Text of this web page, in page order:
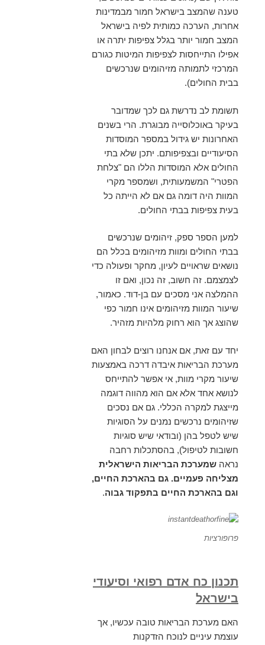
טענה שהמצב בישראל חמור מבמדינות
אחרות, הערכה כמותית לפיה בישראל
המצב חמור יותר בגלל צפיפות יתרה או
אפילו התייחסות לצפיפות המיטות כגורם
המרכזי לתמותה מזיהומים שנרכשים
בבית החולים).
תשומת לב נדרשת גם לכך שמדובר
בעיקר באוכלוסייה מבוגרת. הרי בשנים
האחרונות יש גידול במספר המוסדות
הסיעודיים ובצפיפותם. יתכן שלא בתי
החולים אלא המוסדות הללו הם "צלחת
הפטרי" המשמעותית, ושמספר מקרי
המוות היה דומה גם אם לא הייתה כל
בעית צפיפות בבתי החולים.
למען הספר ספק, זיהומים שנרכשים
בבתי החולים ומוות מזיהומים בכלל הם
נושאים שראויים לעיון, מחקר ופעולה כדי
לצמצמם. זה חשוב, זה נכון, ואם זו
ההמלצה אני מסכים עם בן-דוד. כאמור,
שיעור המוות מזיהומים אינו חמור כפי
שהוצג אך הוא רחוק מלהיות מזהיר.
יחד עם זאת, אם אנחנו רוצים לבחון האם
מערכת הבריאות איבדה דרכה באמצעות
שיעור מקרי מוות, אי אפשר להתייחס
לנושא אחד אלא אם הוא מהווה דוגמה
מייצגת למקרה הכללי. גם אם נסכים
שזיהומים נרכשים נמנים על הסוגיות
שיש לטפל בהן (ובודאי שיש סוגיות
חשובות לטיפול), בהסתכלות רחבה
נראה שמערכת הבריאות הישראלית
מצליחה פעמיים. גם בהארכת החיים,
וגם בהארכת החיים בתפקוד גבוה.
פרופורציות
תכנון כח אדם רפואי וסיעודי
בישראל
האם מערכת הבריאות טובה עכשיו, אך
עוצמת עיניים לנוכח הזדקנות